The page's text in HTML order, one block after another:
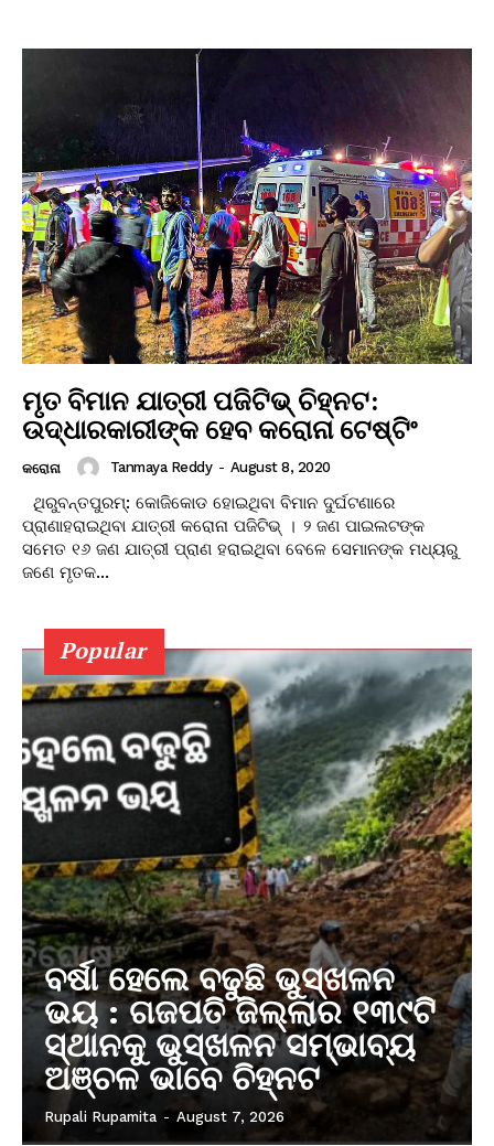
ମୃତ ବିମାନ ଯାତ୍ରୀ ପଜିଟିଭ୍ ଚିହ୍ନଟ:
ଉଦ୍ଧାରକାରୀଙ୍କ ହେବ କରୋନା ଟେଷ୍ଟିଂ
କରୋନା Tanmaya Reddy - August 8, 2020
ପ୍ରାଣାହରାଇଥିବା ଯାତ୍ରୀ କରୋନା ପଜିଟିଭ୍ । ୨ ଜଣ ପାଇଲଟଙ୍କ
ସମେତ ୧୬ ଜଣ ଯାତ୍ରୀ ପ୍ରାଣ ହରାଇଥିବା ବେଳେ ସେମାନଙ୍କ ମଧ୍ୟରୁ
ଜଣେ ମୃତକ...
Popular
ବର୍ଷା ହେଲେ ବଢୁଛି ଭୁସ୍ଖଳନ
ଭୟ : ଗଜପତି ଜିଲ୍ଲାର ୧୩୯ଟି
ସ୍ଥାନକୁ ଭୁସ୍ଖଳନ ସମ୍ଭାବ୍ୟ
ଅଞ୍ଚଳ ଭାବେ ଚିହ୍ନଟ
Rupali Rupamita - August 7, 2026